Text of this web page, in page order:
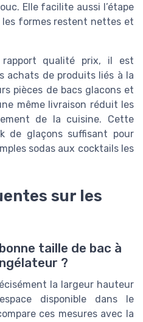
Elle facilite aussi l’étape
les formes restent nettes et
qualité prix, il est
achats de produits liés à la
pièces de bacs glacons et
même livraison réduit les
de la cuisine. Cette
de glaçons suffisant pour
sodas aux cocktails les
sur les
taille de bac à
?
la largeur hauteur
disponible dans le
ces mesures avec la